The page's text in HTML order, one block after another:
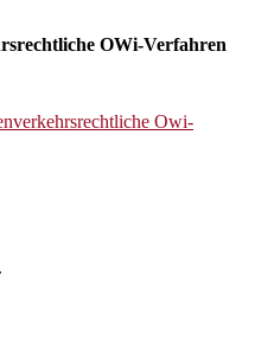
OWi-Verfahren